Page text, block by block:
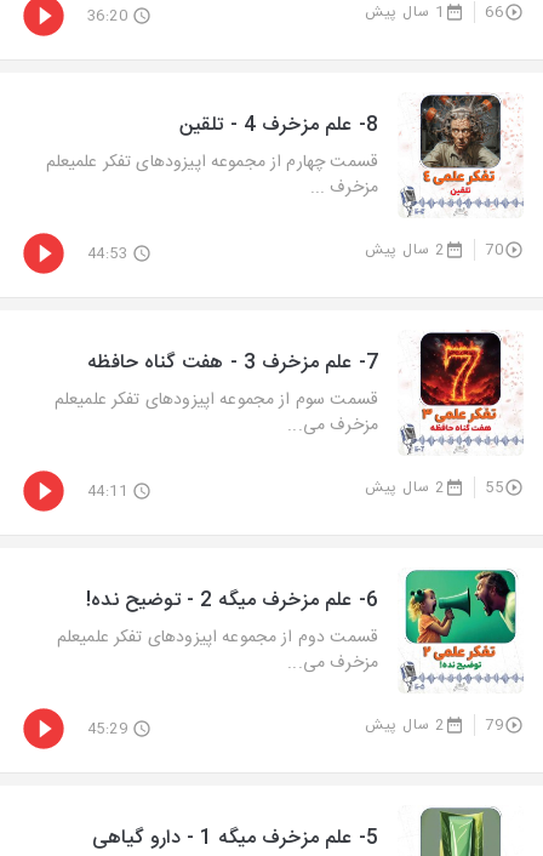
66 1 سال پیش 36:20
8- علم مزخرف 4 - تلقین
قسمت چهارم از مجموعه اپیزودهای تفکر علمیعلم
مزخرف ...
70 2 سال پیش 44:53
7- علم مزخرف 3 - هفت گناه حافظه
قسمت سوم از مجموعه اپیزودهای تفکر علمیعلم
مزخرف می...
55 2 سال پیش 44:11
6- علم مزخرف میگه 2 - توضیح نده!
قسمت دوم از مجموعه اپیزودهای تفکر علمیعلم
مزخرف می...
79 2 سال پیش 45:29
5- علم مزخرف میگه 1 - دارو گیاهی